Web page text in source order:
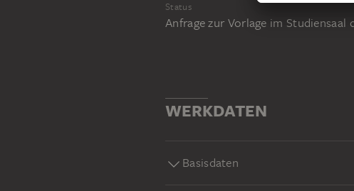
Status
Anfrage zur Vorlage im Studiensaal
WERKDATEN
Basisdaten